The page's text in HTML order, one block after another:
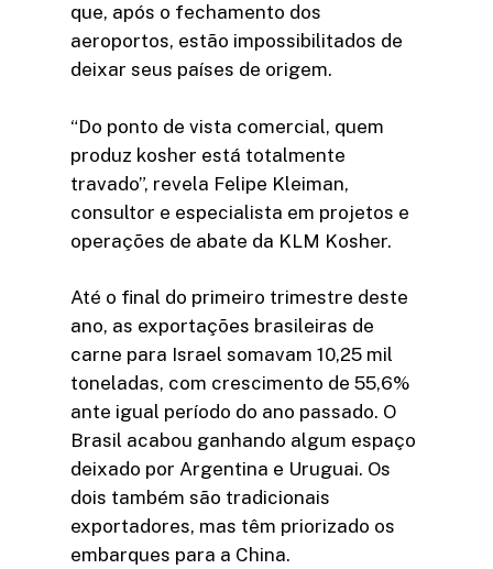
que, após o fechamento dos
aeroportos, estão impossibilitados de
deixar seus países de origem.
“Do ponto de vista comercial, quem
produz kosher está totalmente
travado”, revela Felipe Kleiman,
consultor e especialista em projetos e
operações de abate da KLM Kosher.
Até o final do primeiro trimestre deste
ano, as exportações brasileiras de
carne para Israel somavam 10,25 mil
toneladas, com crescimento de 55,6%
ante igual período do ano passado. O
Brasil acabou ganhando algum espaço
deixado por Argentina e Uruguai. Os
dois também são tradicionais
exportadores, mas têm priorizado os
embarques para a China.